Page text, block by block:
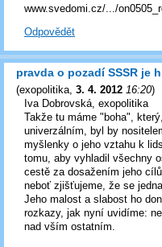
www.svedomi.cz/.../
Odpovědět
pravda o pozadí SSSR je
(exopolitika, 3. 4. 2012 16:20)
Iva Dobrovská, exopolitika
Takže tu máme "boha",
univerzálním, byl by
myšlenky o jeho vztahu k
tomu, aby vyhladil všechny
cestě za dosažením jeho
neboť zjišťujeme, že se
Jeho malost a slabost ho
rozkazy, jak nyní uvidíme:
nad vším ostatním.